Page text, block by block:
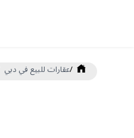
/عقارات للبيع في دبي